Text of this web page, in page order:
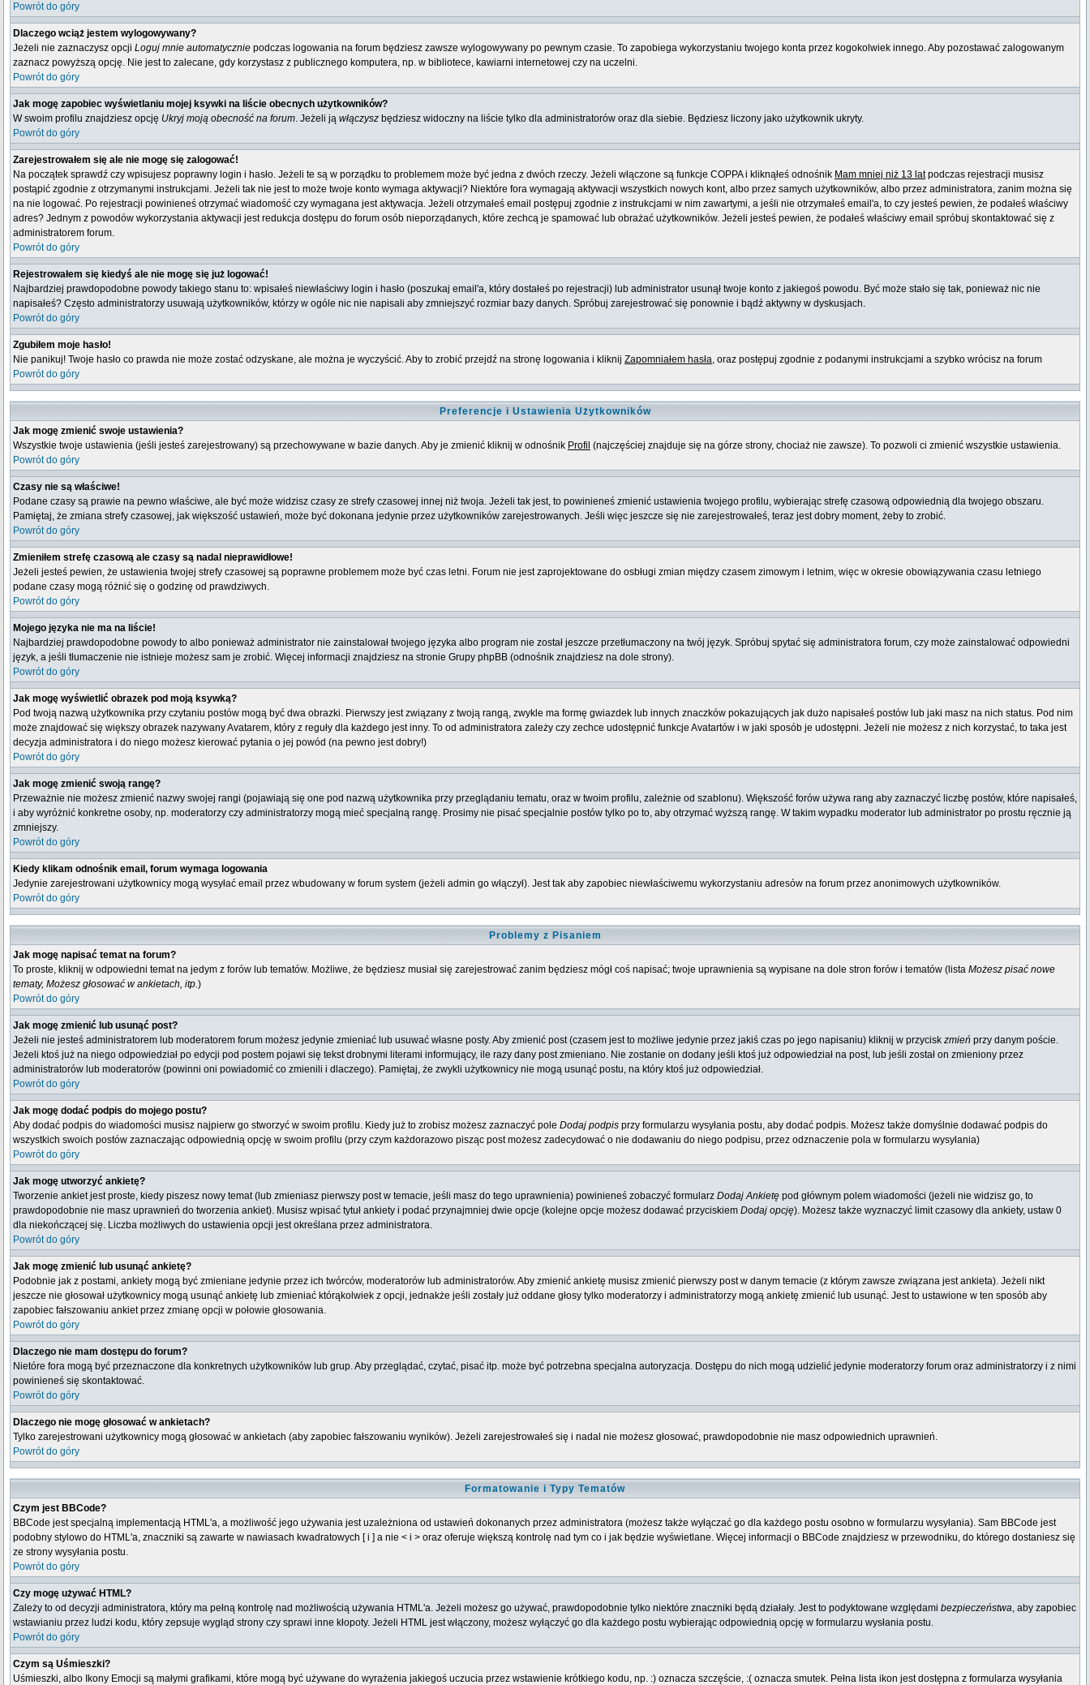
Powrót do góry
Dlaczego wciąż jestem wylogowywany?
Jeżeli nie zaznaczysz opcji Loguj mnie automatycznie podczas logowania na forum będziesz zawsze wylogowywany po pewnym czasie. To zapobiega wykorzystaniu twojego konta przez kogokolwiek innego. Aby pozostawać zalogowanym
zaznacz powyższą opcję. Nie jest to zalecane, gdy korzystasz z publicznego komputera, np. w bibliotece, kawiarni internetowej czy na uczelni.
Powrót do góry
Jak mogę zapobiec wyświetlaniu mojej ksywki na liście obecnych użytkowników?
W swoim profilu znajdziesz opcję Ukryj moją obecność na forum. Jeżeli ją włączysz będziesz widoczny na liście tylko dla administratorów oraz dla siebie. Będziesz liczony jako użytkownik ukryty.
Powrót do góry
Zarejestrowałem się ale nie mogę się zalogować!
Na początek sprawdź czy wpisujesz poprawny login i hasło. Jeżeli te są w porządku to problemem może być jedna z dwóch rzeczy. Jeżeli włączone są funkcje COPPA i kliknąłeś odnośnik Mam mniej niż 13 latpodczas rejestracji musisz
postąpić zgodnie z otrzymanymi instrukcjami. Jeżeli tak nie jest to może twoje konto wymaga aktywacji? Niektóre fora wymagają aktywacji wszystkich nowych kont, albo przez samych użytkowników, albo przez administratora, zanim można się
na nie logować. Po rejestracji powinieneś otrzymać wiadomość czy wymagana jest aktywacja. Jeżeli otrzymałeś email postępuj zgodnie z instrukcjami w nim zawartymi, a jeśli nie otrzymałeś email'a, to czy jesteś pewien, że podałeś właściwy
adres? Jednym z powodów wykorzystania aktywacji jest redukcja dostępu do forum osób nieporządanych, które zechcą je spamować lub obrażać użytkowników. Jeżeli jesteś pewien, że podałeś właściwy email spróbuj skontaktować się z
administratorem forum.
Powrót do góry
Rejestrowałem się kiedyś ale nie mogę się już logować!
Najbardziej prawdopodobne powody takiego stanu to: wpisałeś niewłaściwy login i hasło (poszukaj email'a, który dostałeś po rejestracji) lub administrator usunął twoje konto z jakiegoś powodu. Być może stało się tak, ponieważ nic nie
napisałeś? Często administratorzy usuwają użytkowników, którzy w ogóle nic nie napisali aby zmniejszyć rozmiar bazy danych. Spróbuj zarejestrować się ponownie i bądź aktywny w dyskusjach.
Powrót do góry
Zgubiłem moje hasło!
Nie panikuj! Twoje hasło co prawda nie może zostać odzyskane, ale można je wyczyścić. Aby to zrobić przejdź na stronę logowania i kliknij Zapomniałem hasła, oraz postępuj zgodnie z podanymi instrukcjami a szybko wrócisz na forum
Powrót do góry
Preferencje i Ustawienia Użytkowników
Jak mogę zmienić swoje ustawienia?
Wszystkie twoje ustawienia (jeśli jesteś zarejestrowany) są przechowywane w bazie danych. Aby je zmienić kliknij w odnośnik Profil (najczęściej znajduje się na górze strony, chociaż nie zawsze). To pozwoli ci zmienić wszystkie ustawienia.
Powrót do góry
Czasy nie są właściwe!
Podane czasy są prawie na pewno właściwe, ale być może widzisz czasy ze strefy czasowej innej niż twoja. Jeżeli tak jest, to powinieneś zmienić ustawienia twojego profilu, wybierając strefę czasową odpowiednią dla twojego obszaru.
Pamiętaj, że zmiana strefy czasowej, jak większość ustawień, może być dokonana jedynie przez użytkowników zarejestrowanych. Jeśli więc jeszcze się nie zarejestrowałeś, teraz jest dobry moment, żeby to zrobić.
Powrót do góry
Zmieniłem strefę czasową ale czasy są nadal nieprawidłowe!
Jeżeli jesteś pewien, że ustawienia twojej strefy czasowej są poprawne problemem może być czas letni. Forum nie jest zaprojektowane do osbługi zmian między czasem zimowym i letnim, więc w okresie obowiązywania czasu letniego
podane czasy mogą różnić się o godzinę od prawdziwych.
Powrót do góry
Mojego języka nie ma na liście!
Najbardziej prawdopodobne powody to albo ponieważ administrator nie zainstalował twojego języka albo program nie został jeszcze przetłumaczony na twój język. Spróbuj spytać się administratora forum, czy może zainstalować odpowiedni
język, a jeśli tłumaczenie nie istnieje możesz sam je zrobić. Więcej informacji znajdziesz na stronie Grupy phpBB (odnośnik znajdziesz na dole strony).
Powrót do góry
Jak mogę wyświetlić obrazek pod moją ksywką?
Pod twoją nazwą użytkownika przy czytaniu postów mogą być dwa obrazki. Pierwszy jest związany z twoją rangą, zwykle ma formę gwiazdek lub innych znaczków pokazujących jak dużo napisałeś postów lub jaki masz na nich status. Pod nim
może znajdować się większy obrazek nazywany Avatarem, który z reguły dla każdego jest inny. To od administratora zależy czy zechce udostępnić funkcje Avatartów i w jaki sposób je udostępni. Jeżeli nie możesz z nich korzystać, to taka jest
decyzja administratora i do niego możesz kierować pytania o jej powód (na pewno jest dobry!)
Powrót do góry
Jak mogę zmienić swoją rangę?
Przeważnie nie możesz zmienić nazwy swojej rangi (pojawiają się one pod nazwą użytkownika przy przeglądaniu tematu, oraz w twoim profilu, zależnie od szablonu). Większość forów używa rang aby zaznaczyć liczbę postów, które napisałeś,
i aby wyróżnić konkretne osoby, np. moderatorzy czy administratorzy mogą mieć specjalną rangę. Prosimy nie pisać specjalnie postów tylko po to, aby otrzymać wyższą rangę. W takim wypadku moderator lub administrator po prostu ręcznie ją
zmniejszy.
Powrót do góry
Kiedy klikam odnośnik email, forum wymaga logowania
Jedynie zarejestrowani użytkownicy mogą wysyłać email przez wbudowany w forum system (jeżeli admin go włączył). Jest tak aby zapobiec niewłaściwemu wykorzystaniu adresów na forum przez anonimowych użytkowników.
Powrót do góry
Problemy z Pisaniem
Jak mogę napisać temat na forum?
To proste, kliknij w odpowiedni temat na jedym z forów lub tematów. Możliwe, że będziesz musiał się zarejestrować zanim będziesz mógł coś napisać; twoje uprawnienia są wypisane na dole stron forów i tematów (lista Możesz pisać nowe
tematy, Możesz głosować w ankietach, itp.)
Powrót do góry
Jak mogę zmienić lub usunąć post?
Jeżeli nie jesteś administratorem lub moderatorem forum możesz jedynie zmieniać lub usuwać własne posty. Aby zmienić post (czasem jest to możliwe jedynie przez jakiś czas po jego napisaniu) kliknij w przycisk zmień przy danym poście.
Jeżeli ktoś już na niego odpowiedział po edycji pod postem pojawi się tekst drobnymi literami informujący, ile razy dany post zmieniano. Nie zostanie on dodany jeśli ktoś już odpowiedział na post, lub jeśli został on zmieniony przez
administratorów lub moderatorów (powinni oni powiadomić co zmienili i dlaczego). Pamiętaj, że zwykli użytkownicy nie mogą usunąć postu, na który ktoś już odpowiedział.
Powrót do góry
Jak mogę dodać podpis do mojego postu?
Aby dodać podpis do wiadomości musisz najpierw go stworzyć w swoim profilu. Kiedy już to zrobisz możesz zaznaczyć pole Dodaj podpis przy formularzu wysyłania postu, aby dodać podpis. Możesz także domyślnie dodawać podpis do
wszystkich swoich postów zaznaczając odpowiednią opcję w swoim profilu (przy czym każdorazowo pisząc post możesz zadecydować o nie dodawaniu do niego podpisu, przez odznaczenie pola w formularzu wysyłania)
Powrót do góry
Jak mogę utworzyć ankietę?
Tworzenie ankiet jest proste, kiedy piszesz nowy temat (lub zmieniasz pierwszy post w temacie, jeśli masz do tego uprawnienia) powinieneś zobaczyć formularz Dodaj Ankietę pod głównym polem wiadomości (jeżeli nie widzisz go, to
prawdopodobnie nie masz uprawnień do tworzenia ankiet). Musisz wpisać tytuł ankiety i podać przynajmniej dwie opcje (kolejne opcje możesz dodawać przyciskiem Dodaj opcję). Możesz także wyznaczyć limit czasowy dla ankiety, ustaw 0
dla niekończącej się. Liczba możliwych do ustawienia opcji jest określana przez administratora.
Powrót do góry
Jak mogę zmienić lub usunąć ankietę?
Podobnie jak z postami, ankiety mogą być zmieniane jedynie przez ich twórców, moderatorów lub administratorów. Aby zmienić ankietę musisz zmienić pierwszy post w danym temacie (z którym zawsze związana jest ankieta). Jeżeli nikt
jeszcze nie głosował użytkownicy mogą usunąć ankietę lub zmieniać którąkolwiek z opcji, jednakże jeśli zostały już oddane głosy tylko moderatorzy i administratorzy mogą ankietę zmienić lub usunąć. Jest to ustawione w ten sposób aby
zapobiec fałszowaniu ankiet przez zmianę opcji w połowie głosowania.
Powrót do góry
Dlaczego nie mam dostępu do forum?
Nietóre fora mogą być przeznaczone dla konkretnych użytkowników lub grup. Aby przeglądać, czytać, pisać itp. może być potrzebna specjalna autoryzacja. Dostępu do nich mogą udzielić jedynie moderatorzy forum oraz administratorzy i z nimi
powinieneś się skontaktować.
Powrót do góry
Dlaczego nie mogę głosować w ankietach?
Tylko zarejestrowani użytkownicy mogą głosować w ankietach (aby zapobiec fałszowaniu wyników). Jeżeli zarejestrowałeś się i nadal nie możesz głosować, prawdopodobnie nie masz odpowiednich uprawnień.
Powrót do góry
Formatowanie i Typy Tematów
Czym jest BBCode?
BBCode jest specjalną implementacją HTML'a, a możliwość jego używania jest uzależniona od ustawień dokonanych przez administratora (możesz także wyłączać go dla każdego postu osobno w formularzu wysyłania). Sam BBCode jest
podobny stylowo do HTML'a, znaczniki są zawarte w nawiasach kwadratowych [ i ] a nie < i > oraz oferuje większą kontrolę nad tym co i jak będzie wyświetlane. Więcej informacji o BBCode znajdziesz w przewodniku, do którego dostaniesz się
ze strony wysyłania postu.
Powrót do góry
Czy mogę używać HTML?
Zależy to od decyzji administratora, który ma pełną kontrolę nad możliwością używania HTML'a. Jeżeli możesz go używać, prawdopodobnie tylko niektóre znaczniki będą działały. Jest to podyktowane względami bezpieczeństwa, aby zapobiec
wstawianiu przez ludzi kodu, który zepsuje wygląd strony czy sprawi inne kłopoty. Jeżeli HTML jest włączony, możesz wyłączyć go dla każdego postu wybierając odpowiednią opcję w formularzu wysłania postu.
Powrót do góry
Czym są Uśmieszki?
Uśmieszki, albo Ikony Emocji są małymi grafikami, które mogą być używane do wyrażenia jakiegoś uczucia przez wstawienie krótkiego kodu, np. :) oznacza szczęście, :( oznacza smutek. Pełna lista ikon jest dostępna z formularza wysyłania